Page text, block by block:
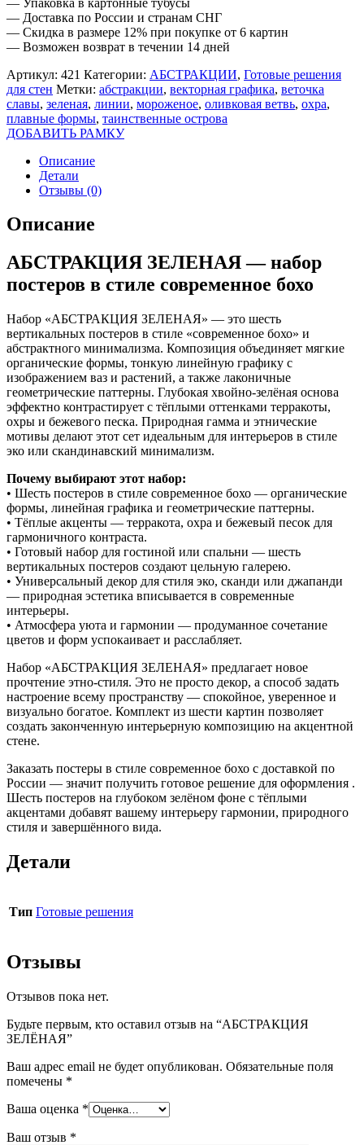
— Доставка по России и странам СНГ
— Скидка в размере 12% при покупке от 6 картин
— Возможен возврат в течении 14 дней
Артикул: 421 Категории: АБСТРАКЦИИ, Готовые решения
для стен Метки: абстракции, векторная графика, веточка
славы, зеленая, линии, мороженое, оливковая ветвь, охра,
плавные формы, таинственные острова
ДОБАВИТЬ РАМКУ
Описание
Детали
Отзывы (0)
Описание
АБСТРАКЦИЯ ЗЕЛЕНАЯ — набор
постеров в стиле современное бохо
Набор «АБСТРАКЦИЯ ЗЕЛЕНАЯ» — это шесть
вертикальных постеров в стиле «современное бохо» и
абстрактного минимализма. Композиция объединяет мягкие
органические формы, тонкую линейную графику с
изображением ваз и растений, а также лаконичные
геометрические паттерны. Глубокая хвойно-зелёная основа
эффектно контрастирует с тёплыми оттенками терракоты,
охры и бежевого песка. Природная гамма и этнические
мотивы делают этот сет идеальным для интерьеров в стиле
эко или скандинавский минимализм.
Почему выбирают этот набор:
• Шесть постеров в стиле современное бохо — органические
формы, линейная графика и геометрические паттерны.
• Тёплые акценты — терракота, охра и бежевый песок для
гармоничного контраста.
• Готовый набор для гостиной или спальни — шесть
вертикальных постеров создают цельную галерею.
• Универсальный декор для стиля эко, сканди или джапанди
— природная эстетика вписывается в современные
интерьеры.
• Атмосфера уюта и гармонии — продуманное сочетание
цветов и форм успокаивает и расслабляет.
Набор «АБСТРАКЦИЯ ЗЕЛЕНАЯ» предлагает новое
прочтение этно-стиля. Это не просто декор, а способ задать
настроение всему пространству — спокойное, уверенное и
визуально богатое. Комплект из шести картин позволяет
создать законченную интерьерную композицию на акцентной
стене.
Заказать постеры в стиле современное бохо с доставкой по
России — значит получить готовое решение для оформления .
Шесть постеров на глубоком зелёном фоне с тёплыми
акцентами добавят вашему интерьеру гармонии, природного
стиля и завершённого вида.
Детали
Тип Готовые решения
Отзывы
Отзывов пока нет.
Будьте первым, кто оставил отзыв на “АБСТРАКЦИЯ
ЗЕЛЁНАЯ”
Ваш адрес email не будет опубликован. Обязательные поля
помечены *
Ваша оценка *
Ваш отзыв *